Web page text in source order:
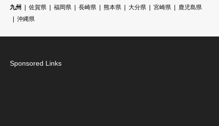
九州
佐賀県 福岡県 長崎県 熊本県 大分県 宮崎県
鹿児島県
沖縄県
Sponsored Links